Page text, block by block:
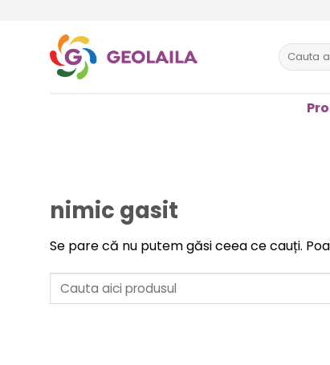
conținut
Caută
după:
nimic gasit
Se pare că nu putem găsi ceea ce cauți.